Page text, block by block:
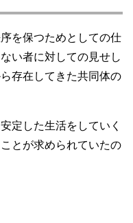
を保つためとしての仕
い者に対しての見せし
存在してきた共同体の
定した生活をしていく
とが求められていたの